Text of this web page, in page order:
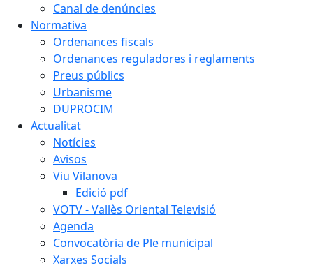
Canal de denúncies
Normativa
Ordenances fiscals
Ordenances reguladores i reglaments
Preus públics
Urbanisme
DUPROCIM
Actualitat
Notícies
Avisos
Viu Vilanova
Edició pdf
VOTV - Vallès Oriental Televisió
Agenda
Convocatòria de Ple municipal
Xarxes Socials